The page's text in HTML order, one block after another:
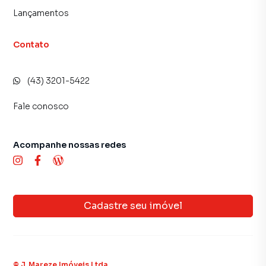
Lançamentos
Contato
(43) 3201-5422
Fale conosco
Cadastre seu imóvel
Acompanhe nossas redes